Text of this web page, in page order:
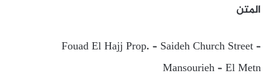
المتن
Fouad El Hajj Prop. – Saideh Church Street –
Mansourieh – El Metn